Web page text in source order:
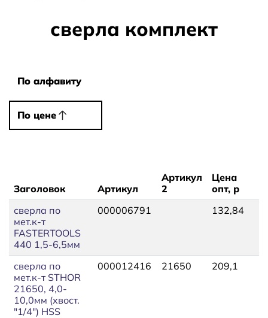
сверла комплект
По алфавиту
По алфавиту
По цене
По цене
Заголовок Артикул
Артикул
2
Цена
опт, р
сверла по
мет.к-т
FASTERTOOLS
440 1,5-6,5мм
000006791 132,84
сверла по
мет.к-т STHOR
21650, 4,0-
10,0мм (хвост.
"1/4") HSS
000012416 21650 209,1